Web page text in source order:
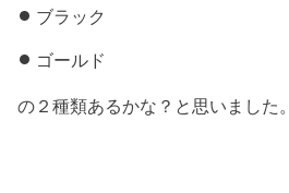
ブラック
ゴールド
の２種類あるかな？と思いました。